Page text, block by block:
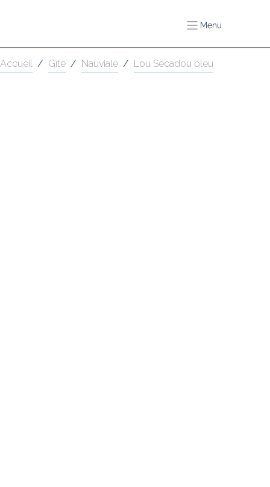
Menu
Accueil / Gîte / Nauviale / Lou Secadou bleu